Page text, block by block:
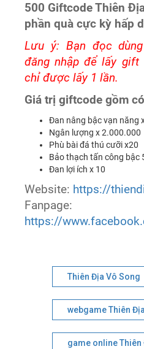
500 Giftcode Thiên
phần quà cực kỳ hấp
Lưu ý: Bạn đọc
đăng nhập để lấy gift
chỉ được lấy 1 lần.
Giá trị giftcode gồm
Đan nâng bậc vạn năng
Ngân lượng x 2.000.000
Phù bài đá thú cưỡi x20
Bảo thạch tấn công bậc
Đan lợi ích x 10
Website: https://
Fanpage:
https://
Thiên Địa Vô Song
webgame Thiên
game online Thiên